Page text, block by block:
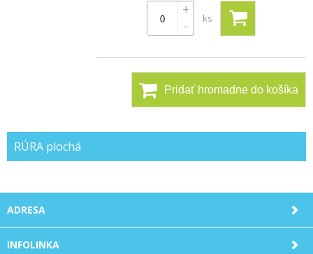
+
-
ks
Pridať hromadne do košíka
RÚRA plochá
ADRESA
INFOLINKA